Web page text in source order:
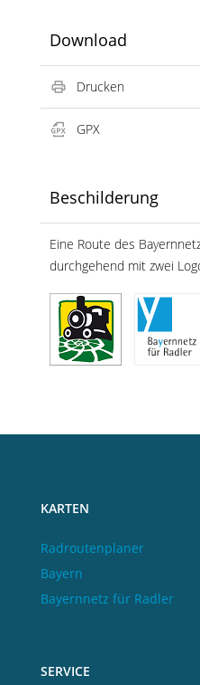
Download
Drucken
GPX
Beschilderung
Eine Route des
durchgehend mit zwei
KARTEN
Radroutenplaner
Bayern
Bayernnetz für Radler
SERVICE